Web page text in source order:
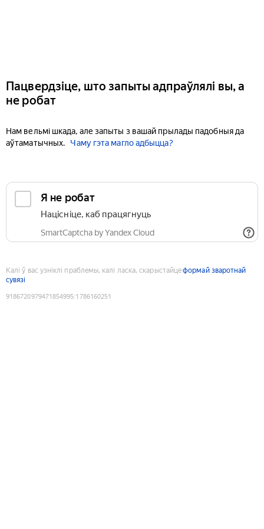
Пацвердзіце, што запыты адпраўлялі вы, а
не робат
Нам вельмі шкада, але запыты з вашай прылады падобныя да
аўтаматычных.
Чаму гэта магло адбыцца?
Я не робат
Націсніце, каб працягнуць
SmartCaptcha by Yandex Cloud
Калі ў вас узніклі праблемы, калі ласка, скарыстайцеформай зваротнай
сувязі
9186720979471854995:1786160251